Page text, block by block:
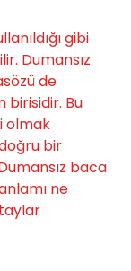
gibi
Dumansız
de
birisidir. Bu
olmak
bir
baca
ne